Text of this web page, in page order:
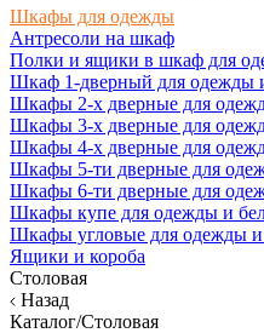
Шкафы для одежды
Антресоли на шкаф
Полки и ящики в шкаф для
Шкаф 1-дверный для одежды
Шкафы 2-х дверные для
Шкафы 3-х дверные для
Шкафы 4-х дверные для
Шкафы 5-ти дверные для
Шкафы 6-ти дверные для
Шкафы купе для одежды и
Шкафы угловые для одежды и
Ящики и короба
Столовая
Назад
Каталог/Столовая